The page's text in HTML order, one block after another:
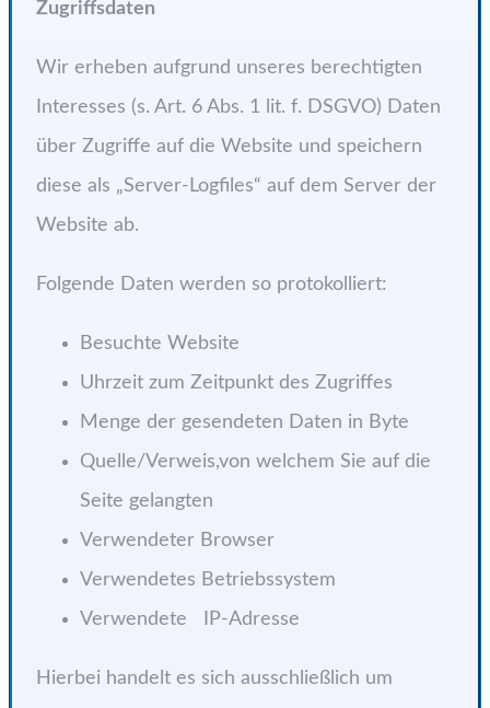
Zugriffsdaten
Wir erheben aufgrund unseres berechtigten
Interesses (s. Art. 6 Abs. 1 lit. f. DSGVO) Daten
über Zugriffe auf die Website und speichern
diese als „Server-Logfiles“ auf dem Server der
Website ab.
Folgende Daten werden so protokolliert:
Besuchte Website
Uhrzeit zum Zeitpunkt des Zugriffes
Menge der gesendeten Daten in Byte
Quelle/Verweis,von welchem Sie auf die
Seite gelangten
Verwendeter Browser
Verwendetes Betriebssystem
Verwendete IP-Adresse
Hierbei handelt es sich ausschließlich um